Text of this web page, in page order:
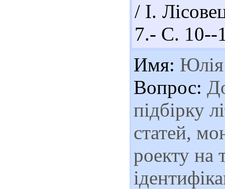
/ І.
7.- С. 10--
Имя: Юлія
Вопрос:
підбірку
статей,
роекту на